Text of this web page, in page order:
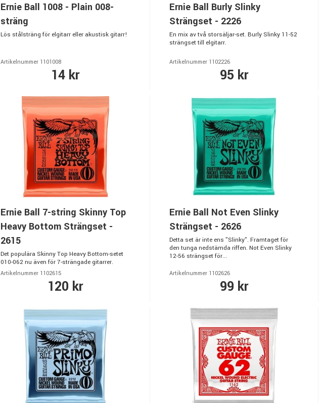
Ernie Ball 1008 - Plain 008-
sträng
Lös stålsträng för elgitarr eller akustisk gitarr!
Artikelnummer 1101008
14 kr
Ernie Ball Burly Slinky
Strängset - 2226
En mix av två storsäljar-set. Burly Slinky 11-52
strängset till elgitarr.
Artikelnummer 1102226
95 kr
Ernie Ball 7-string Skinny Top
Heavy Bottom Strängset -
2615
Det populära Skinny Top Heavy Bottom-setet
010-062 nu även för 7-strängade gitarrer.
Artikelnummer 1102615
120 kr
Ernie Ball Not Even Slinky
Strängset - 2626
Detta set är inte ens "Slinky". Framtaget för
den tunga nedstämda riffen. Not Even Slinky
12-56 strängset för...
Artikelnummer 1102626
99 kr